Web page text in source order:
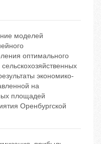
моделей
оптимального
экономико-
на
площадей
Оренбургской